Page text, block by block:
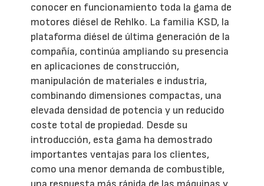
conocer en funcionamiento toda la gama de
motores diésel de Rehlko. La familia KSD, la
plataforma diésel de última generación de la
compañía, continúa ampliando su presencia
en aplicaciones de construcción,
manipulación de materiales e industria,
combinando dimensiones compactas, una
elevada densidad de potencia y un reducido
coste total de propiedad. Desde su
introducción, esta gama ha demostrado
importantes ventajas para los clientes,
como una menor demanda de combustible,